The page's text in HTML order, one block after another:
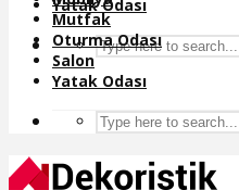
Yatak Odası
Mutfak
Oturma Odası
Salon
Yatak Odası